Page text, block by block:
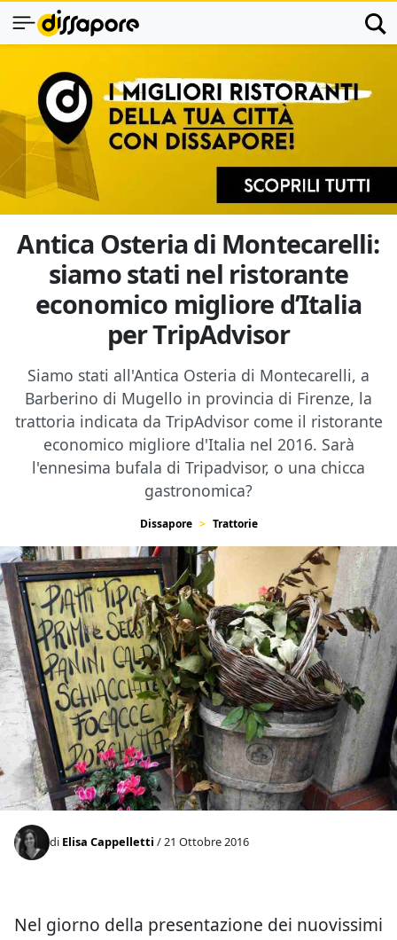
Antica Osteria di Montecarelli:
siamo stati nel ristorante
economico migliore d’Italia
per TripAdvisor
Siamo stati all'Antica Osteria di Montecarelli, a
Barberino di Mugello in provincia di Firenze, la
trattoria indicata da TripAdvisor come il ristorante
economico migliore d'Italia nel 2016. Sarà
l'ennesima bufala di Tripadvisor, o una chicca
gastronomica?
Dissapore Trattorie
di Elisa Cappelletti / 21 Ottobre 2016
Nel giorno della presentazione dei nuovissimi